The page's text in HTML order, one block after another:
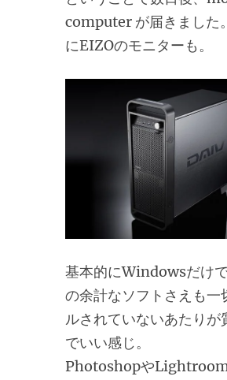
computer が届きました
にEIZOのモニターも。
基本的にWindowsだけ
の余計なソフトさえも一
ルされていないあたりが
でいい感じ。
PhotoshopやLightroom